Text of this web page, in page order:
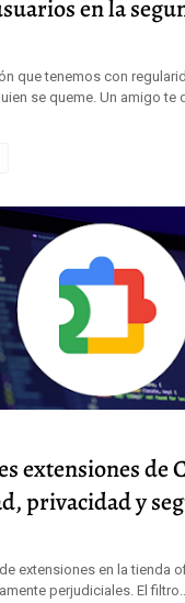
en la
que tenemos con
se queme. Un amigo te
extensiones de
privacidad y
extensiones en la tienda
perjudiciales. El